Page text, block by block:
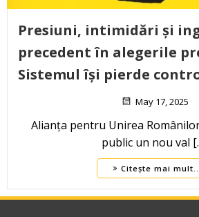
Presiuni, intimidări și
precedent în alegerile
Sistemul își pierde
May 17, 2025
Alianța pentru Unirea
public un nou val
Citește mai mult..